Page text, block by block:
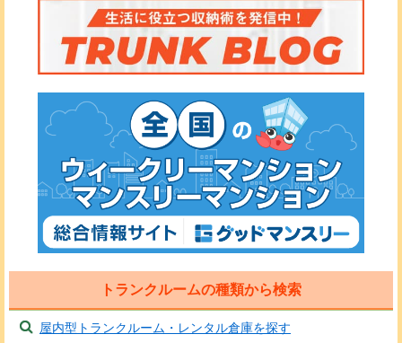
トランクルームの種類から検索
屋内型トランクルーム・レンタル倉庫を探す